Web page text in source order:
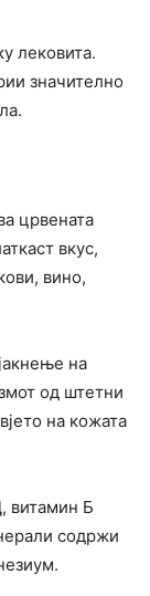
лековита.
значително
црвената
вкус,
вино,
на
од штетни
на кожата
витамин Б
содржи